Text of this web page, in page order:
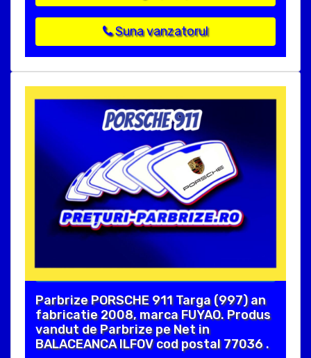
Suna vanzatorul
Parbrize PORSCHE 911 Targa (997) an
fabricatie 2008, marca FUYAO. Produs
vandut de Parbrize pe Net in
BALACEANCA ILFOV cod postal 77036 .